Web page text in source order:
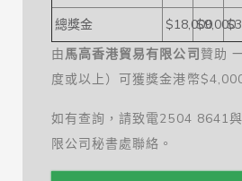
總獎金 $18,000$9,000
由馬高香港貿易有限公司贊助
度或以上）可獲獎金港幣
如有查詢，請致電2504 8641
限公司秘書處聯絡。